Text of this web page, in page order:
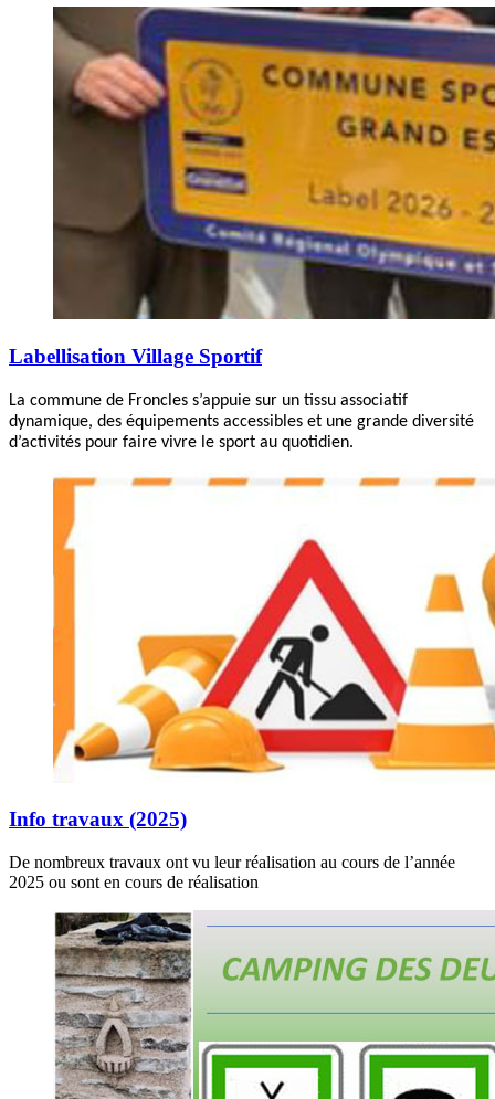
Labellisation Village Sportif
La commune de Froncles s’appuie sur un tissu associatif
dynamique, des équipements accessibles et une grande diversité
d’activités pour faire vivre le sport au quotidien.
Info travaux (2025)
De nombreux travaux ont vu leur réalisation au cours de l’année
2025 ou sont en cours de réalisation